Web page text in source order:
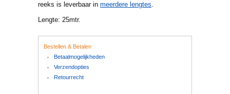
reeks is leverbaar in meerdere lengtes.
Lengte: 25mtr.
Bestellen & Betalen
Betaalmogelijkheden
Verzendopties
Retourrecht